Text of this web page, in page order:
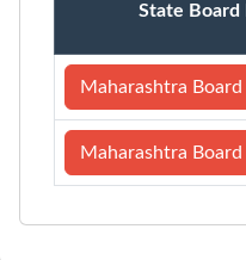
State Board
Maharashtra
Maharashtra Board